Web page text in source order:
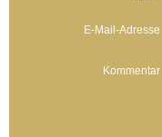
E-Mail-Adresse
Kommentar